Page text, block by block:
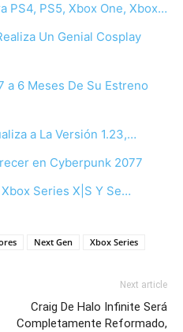
PS4, PS5, Xbox One, Xbox…
Un Genial Cosplay
a 6 Meses De Su Estreno
a La Versión 1.23,…
en Cyberpunk 2077
Series X|S Y Se…
Next Gen Xbox Series
Next article
Craig De Halo Infinite Será
Completamente Reformado,